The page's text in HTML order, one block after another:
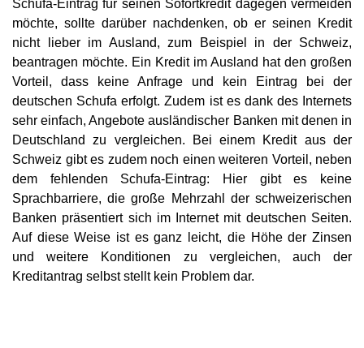
Schufa-Eintrag für seinen Sofortkredit dagegen vermeiden
möchte, sollte darüber nachdenken, ob er seinen Kredit
nicht lieber im Ausland, zum Beispiel in der Schweiz,
beantragen möchte. Ein Kredit im Ausland hat den großen
Vorteil, dass keine Anfrage und kein Eintrag bei der
deutschen Schufa erfolgt. Zudem ist es dank des Internets
sehr einfach, Angebote ausländischer Banken mit denen in
Deutschland zu vergleichen. Bei einem Kredit aus der
Schweiz gibt es zudem noch einen weiteren Vorteil, neben
dem fehlenden Schufa-Eintrag: Hier gibt es keine
Sprachbarriere, die große Mehrzahl der schweizerischen
Banken präsentiert sich im Internet mit deutschen Seiten.
Auf diese Weise ist es ganz leicht, die Höhe der Zinsen
und weitere Konditionen zu vergleichen, auch der
Kreditantrag selbst stellt kein Problem dar.